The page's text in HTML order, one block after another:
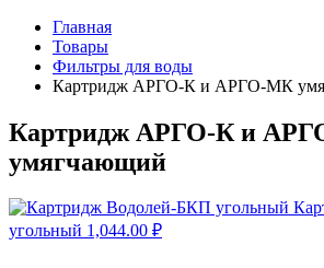
Главная
Товары
Фильтры для воды
Картридж АРГО-К и АРГО-МК
Картридж АРГО-К и
умягчающий
угольный 1,044.00 ₽